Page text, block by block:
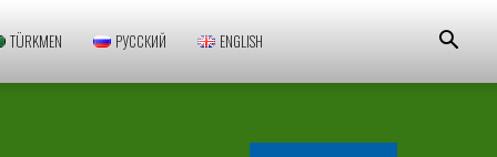
TÜRKMEN РУССКИЙ ENGLISH